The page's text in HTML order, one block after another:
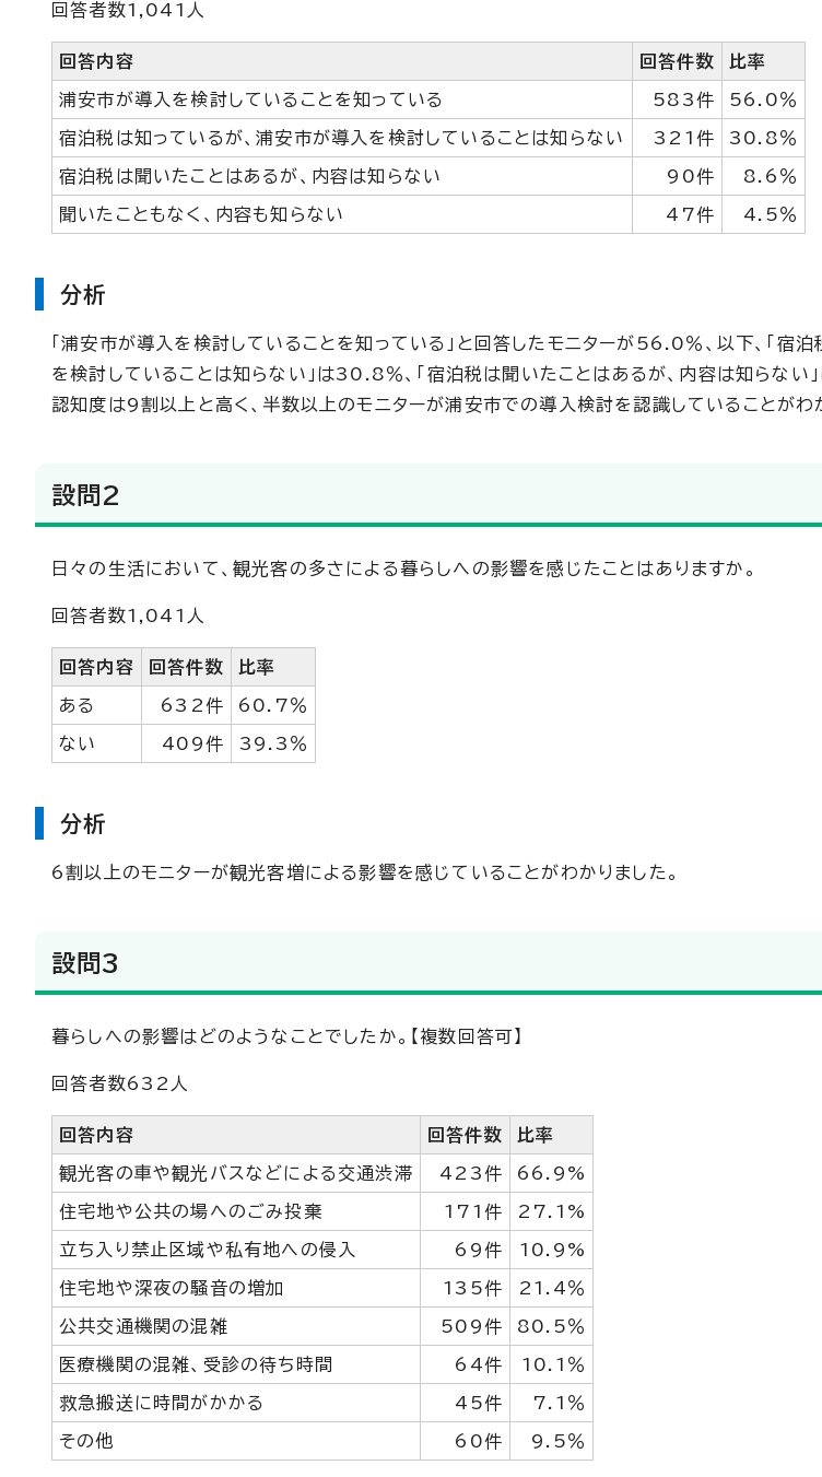
回答者数1,041人
回答内容 回答件数 比率
浦安市が導入を検討していることを知っている 583件 56.0％
宿泊税は知っているが、浦安市が導入を検討していることは知らない 321件 30.8％
宿泊税は聞いたことはあるが、内容は知らない 90件 8.6％
聞いたこともなく、内容も知らない 47件 4.5％
分析
「浦安市が導入を検討していることを知っている」と回答したモニターが56.0％、以下、「宿
を検討していることは知らない」は30.8％、「宿泊税は聞いたことはあるが、内容は知らない
認知度は9割以上と高く、半数以上のモニターが浦安市での導入検討を認識していることがわ
設問2
日々の生活において、観光客の多さによる暮らしへの影響を感じたことはありますか。
回答者数1,041人
回答内容 回答件数 比率
ある 632件 60.7％
ない 409件 39.3％
分析
6割以上のモニターが観光客増による影響を感じていることがわかりました。
設問3
暮らしへの影響はどのようなことでしたか。【複数回答可】
回答者数632人
回答内容 回答件数 比率
観光客の車や観光バスなどによる交通渋滞 423件 66.9%
住宅地や公共の場へのごみ投棄 171件 27.1%
立ち入り禁止区域や私有地への侵入 69件 10.9%
住宅地や深夜の騒音の増加 135件 21.4％
公共交通機関の混雑 509件 80.5％
医療機関の混雑、受診の待ち時間 64件 10.1％
救急搬送に時間がかかる 45件 7.1％
その他 60件 9.5％